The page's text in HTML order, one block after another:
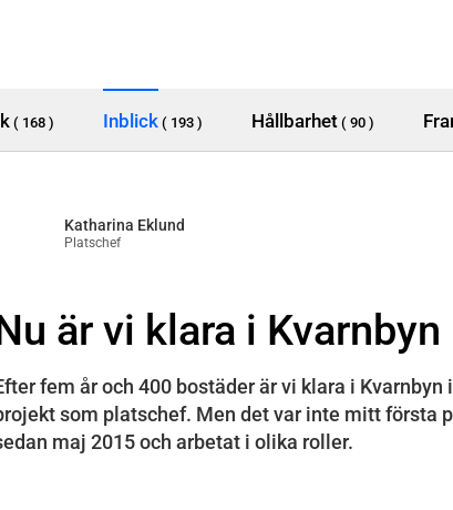
( 168 ) Inblick ( 193 ) Hållbarhet ( 90 )
Katharina Eklund
Platschef
är vi klara i Kvarnbyn
fem år och 400 bostäder är vi klara i
som platschef. Men det var inte mitt första
maj 2015 och arbetat i olika roller.